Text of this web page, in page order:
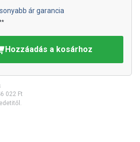
ár garancia
Hozzáadás a kosárhoz
022 Ft